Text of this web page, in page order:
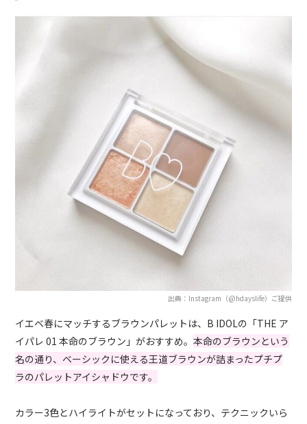
出典：Instagram（@hdayslife）ご提供
イエベ春にマッチするブラウンパレットは、B IDOLの「THE ア
イパレ 01 本命のブラウン」がおすすめ。本命のブラウンという
名の通り、ベーシックに使える王道ブラウンが詰まったプチプ
ラのパレットアイシャドウです。
カラー3色とハイライトがセットになっており、テクニックいら